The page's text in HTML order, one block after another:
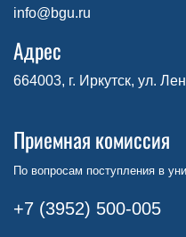
info@bgu.ru
Адрес
664003, г. Иркутск, ул.
Приемная комиссия
По вопросам поступления в
+7 (3952) 500-005